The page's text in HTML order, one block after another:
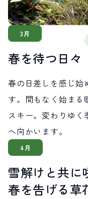
3月
春を待つ日々
春の日差しを感じ始
す。間もなく始まる
スキー。変わりゆ
へ向かいます。
4月
雪解けと共に
春を告げる草